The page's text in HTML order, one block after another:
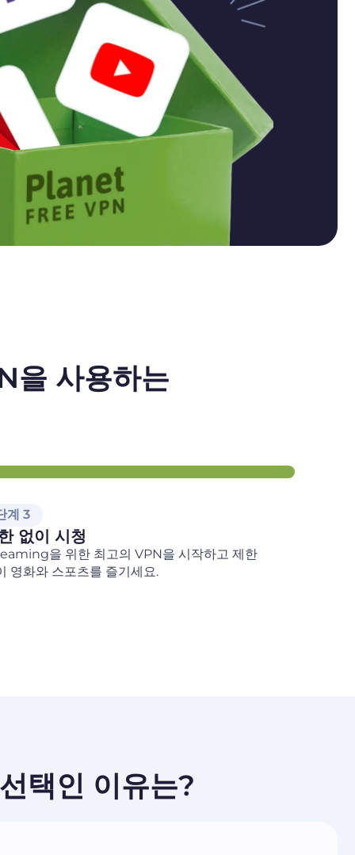
사용하는
계 3
없이 시청
을 위한 최고의 VPN을 시작하고 제한
영화와 스포츠를 즐기세요.
택인 이유는?